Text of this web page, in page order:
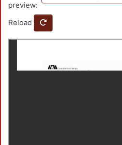
preview:
Reload